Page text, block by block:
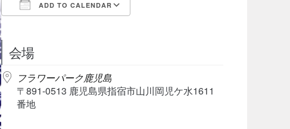
ADD TO CALENDAR
会場
フラワーパーク鹿児島
〒891-0513 鹿児島県指宿市山川岡児ケ水1611
番地